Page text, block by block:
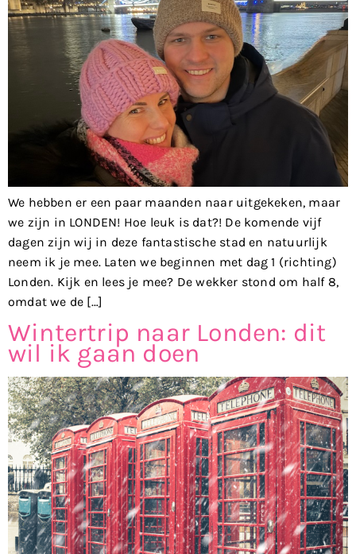
We hebben er een paar maanden naar uitgekeken, maar
we zijn in LONDEN! Hoe leuk is dat?! De komende vijf
dagen zijn wij in deze fantastische stad en natuurlijk
neem ik je mee. Laten we beginnen met dag 1 (richting)
Londen. Kijk en lees je mee? De wekker stond om half 8,
omdat we de […]
Wintertrip naar Londen: dit
wil ik gaan doen